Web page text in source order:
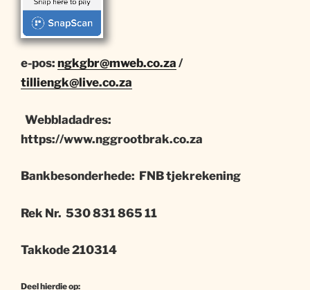
e-pos: ngkgbr@mweb.co.za /
tilliengk@live.co.za
Webbladadres:
https://www.nggrootbrak.co.za
Bankbesonderhede: FNB tjekrekening
Rek Nr. 530 831 865 11
Takkode 210314
Deel hierdie op: